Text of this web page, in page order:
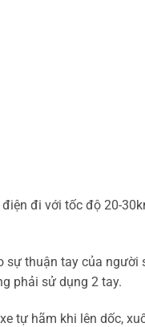
đi với tốc độ 20-
sự thuận tay của người
phải sử dụng 2 tay.
tự hãm khi lên dốc,